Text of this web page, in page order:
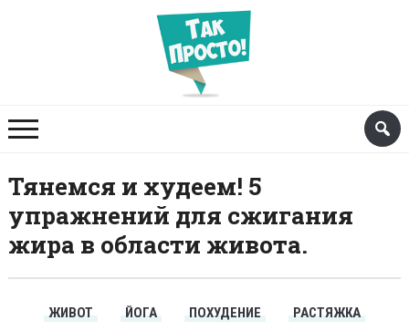
Тянемся и худеем! 5
упражнений для сжигания
жира в области живота.
ЖИВОТ ЙОГА ПОХУДЕНИЕ
РАСТЯЖКА